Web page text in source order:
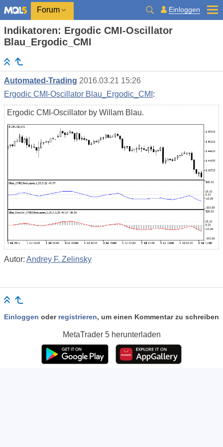
Forum Einloggen
Indikatoren: Ergodic CMI-Oscillator
Blau_Ergodic_CMI
Automated-Trading 2016.03.21 15:26
Ergodic CMI-Oscillator Blau_Ergodic_CMI :
Ergodic CMI-Oscillator by Willam Blau.
Autor: Andrey F. Zelinsky
Einloggen oder registrieren, um einen Kommentar zu schreiben
MetaTrader 5herunterladen